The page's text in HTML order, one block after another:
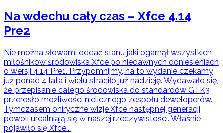
Na wdechu cały czas – Xfce 4.14
Pre2
Nie można słowami oddać stanu jaki ogarnął wszystkich
miłośników środowiska Xfce po niedawnych doniesieniach
o wersji 4.14 Pre1. Przypomnijmy, na to wydanie czekamy
już ponad 4 lata i wielu straciło już nadzieję. Wydawało się,
że przepisanie całego środowiska do standardów GTK3
przerosło możliwości nielicznego zespołu deweloperów.
Tymczasem oniryczne wizje Xfce następnej generacji
powoli urealniają się w naszej rzeczywistości. Właśnie
pojawiło się Xfce...